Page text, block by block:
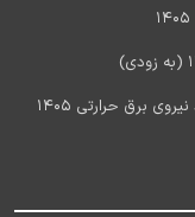
آخرین اخبار استخدام شرکت مادر تخصصی تولید نیروی برق حرارتی 1405